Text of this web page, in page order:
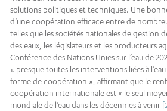
solutions politiques et techniques. Une
d’une coopération efficace entre de
telles que les sociétés nationales de gestion
des eaux, les législateurs et les producteurs
Conférence des Nations Unies sur l’eau de
« presque toutes les interventions liées à
forme de coopération », affirmant que le
coopération internationale est « le seul
mondiale de l’eau dans les décennies à venir